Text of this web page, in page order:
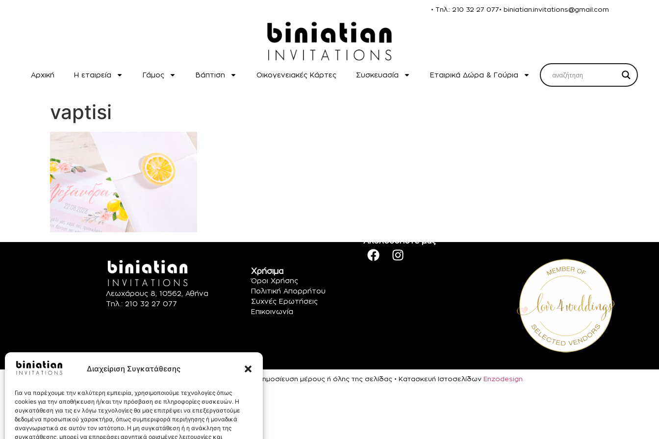
Διαχείριση Συγκατάθεσης
Για να παρέχουμε την καλύτερη εμπειρία, χρησιμοποιούμε τεχνολογίες όπως
cookies για την αποθήκευση ή/και την πρόσβαση σε πληροφορίες συσκευών. Η
συγκατάθεση για τις εν λόγω τεχνολογίες θα μας επιτρέψει να επεξεργαστούμε
δεδομένα προσωπικού χαρακτήρα, όπως συμπεριφορά περιήγησης ή μοναδικά
αναγνωριστικά σε αυτόν τον ιστότοπο. Η μη συγκατάθεση ή η ανάκληση της
συγκατάθεσης, μπορεί να επηρεάσει αρνητικά ορισμένες λειτουργίες και
• Τηλ.: 210 32 27 077• biniatian.invitations@gmail.com
Αρχική H εταιρεία Γάμος Βάπτιση Οικογενειακές Κάρτες Συσκευασία Εταιρικά Δώρα & Γούρια
vaptisi
Λεωχάρους 8, 10562, Αθήνα
Τηλ.: 210 32 27 077
Χρήσιμα
Όροι Χρήσης
Πολιτική Απορρήτου
Συχνές Ερωτήσεις
Επικοινωνία
Ακολουθήστε μας
© Biniatian.gr – Απαγορεύεται η αναδημοσίευση μέρους ή όλης της σελίδας • Κατασκευή Ιστοσελίδων Enzodesign